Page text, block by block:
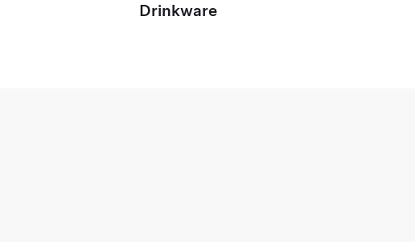
Drinkware